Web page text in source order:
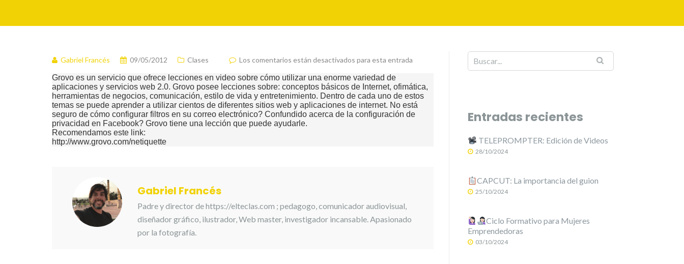
Gabriel Francés 09/05/2012 Clases Los comentarios están desactivados para esta entrada
Grovo es un servicio que ofrece lecciones en video sobre cómo utilizar una enorme variedad de
aplicaciones y servicios web 2.0. Grovo posee lecciones sobre: conceptos básicos de Internet, ofimática,
herramientas de negocios, comunicación, estilo de vida y entretenimiento. Dentro de cada uno de estos
temas se puede aprender a utilizar cientos de diferentes sitios web y aplicaciones de internet. No está
seguro de cómo configurar filtros en su correo electrónico? Confundido acerca de la configuración de
privacidad en Facebook? Grovo tiene una lección que puede ayudarle.
Recomendamos este link:
http://www.grovo.com/netiquette
Gabriel Francés
Padre y director de https://elteclas.com ; pedagogo, comunicador audiovisual,
diseñador gráfico, ilustrador, Web master, investigador incansable. Apasionado
por la fotografía.
Entradas recientes
TELEPROMPTER: Edición de Videos
28/10/2024
CAPCUT: La importancia del guion
25/10/2024
Ciclo Formativo para Mujeres
Emprendedoras
03/10/2024